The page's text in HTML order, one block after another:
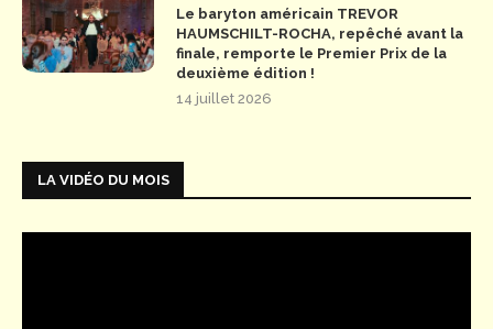
Le baryton américain TREVOR
HAUMSCHILT-ROCHA, repêché avant la
finale, remporte le Premier Prix de la
deuxième édition !
14 juillet 2026
LA VIDÉO DU MOIS